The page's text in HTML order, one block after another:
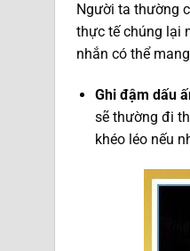
Người ta thường
thực tế chúng lại
nhắn có thể
Ghi đậm dấu
sẽ thường đi
khéo léo nếu